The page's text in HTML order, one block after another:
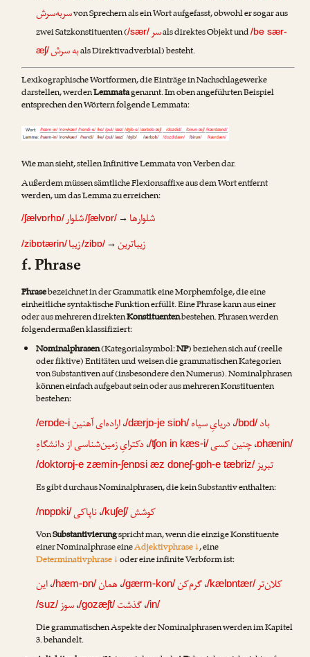
سربه‌سرشvon Sprechern als ein Wort aufgefasst, obwohl er sogar aus
zwei Satzkonstituenten (/sær/سرals direktes Objekt und/be sær-
æʃ/به سرشals Direktivadverbial) besteht.
Lexikographische Wortformen, die Einträge in Nachschlagewerke
darstellen, werdenLemmatagenannt. Im oben angeführten Beispiel
entsprechen den Wörtern folgende Lemmata:
Wie man sieht, stellen Infinitive Lemmata von Verben dar.
Außerdem müssen sämtliche Flexionsaffixe aus dem Wort entfernt
werden, um das Lemma zu erreichen:
/ʃælvɒrhɒ/ شلوارها→
/ʃælvɒr/شلوار
/zibɒtærin/ زیباترین→
/zibɒ/زیبا
f. Phrase
Phrasebezeichnet in der Grammatik eine Morphemfolge, die eine
einheitliche syntaktische Funktion erfüllt. Eine Phrase kann aus einer
oder aus mehreren direktenKonstituentenbestehen. Phrasen werden
folgendermaßen klassifiziert:
Nominalphrasen(Kategorialsymbol:NP) beziehen sich auf (reelle
oder fiktive) Entitäten und weisen die grammatischen Kategorien
von Substantiven auf (insbesondere den Numerus). Nominalphrasen
können einfach aufgebaut sein oder aus mehreren Konstituenten
bestehen:
باد /bɒd/،دریایِ سیاه /dærjɒ-je siɒh/،اراده‌ای آهنین /erɒde-i
ɒhænin/،چنین کسی/ʧon in kæs-i/،دکترایِ زمین‌شناسی از دانشگاهِ
تبریز/doktorɒj-e zæmin-ʃenɒsi æz dɒneʃ-gɒh-e tæbriz/
Es gibt durchaus Nominalphrasen, die kein Substantiv enthalten:
کوشش/kuʃeʃ/،ناپاکی/nɒpɒki/
VonSubstantivierungspricht man, wenn die einzige Konstituente
einer Nominalphrase eineAdjektivphrase ↓, eine
Determinativphrase ↓oder eine infinite Verbform ist:
کلان‌تر/kælɒntær/،گرم‌کن/gærm-kon/،همان/hæm-ɒn/،این
/in/،گذشت /gozæʃt/،سوز/suz/
Die grammatischen Aspekte der Nominalphrasen werden im Kapitel
3. behandelt.